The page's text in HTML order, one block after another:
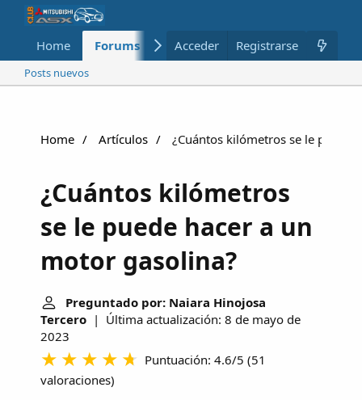
Home Forums Nuevo Miembros
Acceder Registrarse
Posts nuevos
Home Artículos ¿Cuántos kilómetros se le puede
¿Cuántos kilómetros
se le puede hacer a un
motor gasolina?
Preguntado por: Naiara Hinojosa
Tercero | Última actualización: 8 de mayo de
2023
Puntuación: 4.6/5 (51
valoraciones)